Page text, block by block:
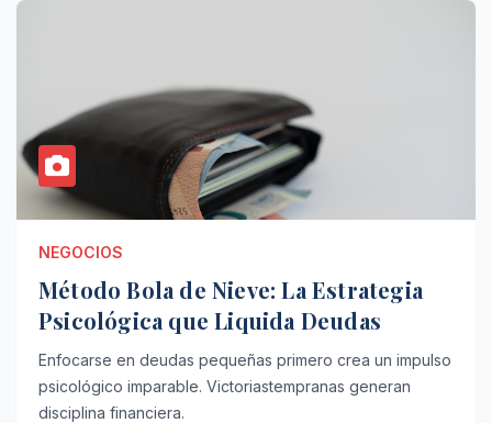
NEGOCIOS
Método Bola de Nieve: La Estrategia
Psicológica que Liquida Deudas
Enfocarse en deudas pequeñas primero crea un impulso
psicológico imparable. Victoriastempranas generan
disciplina financiera.